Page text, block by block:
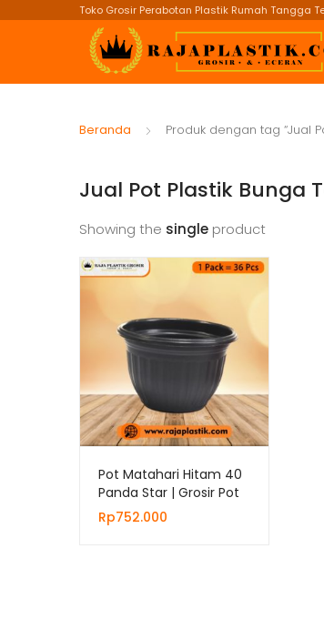
Toko Grosir Perabotan Plastik Rumah Tangga
Beranda Produk dengan tag “Jual
Jual Pot Plastik Bunga
Showing the single product
Pot Matahari Hitam 40
Panda Star | Grosir Pot
Plastik Untuk Bunga
Tanaman Hias
Rp752.000